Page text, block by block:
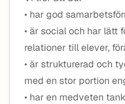
• har god
• är social och har lätt
relationer till elever,
• är strukturerad och
med en stor portion
• har en medveten